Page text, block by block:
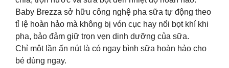
️Baby Brezza sở hữu công nghệ pha sữa tự động theo
tỉ lệ hoàn hảo mà không bị vón cục hay nổi bọt khí khi
pha, bảo đảm giữ trọn vẹn dinh dưỡng của sữa.
️Chỉ một lần ấn nút là có ngay bình sữa hoàn hảo cho
bé dùng ngay.